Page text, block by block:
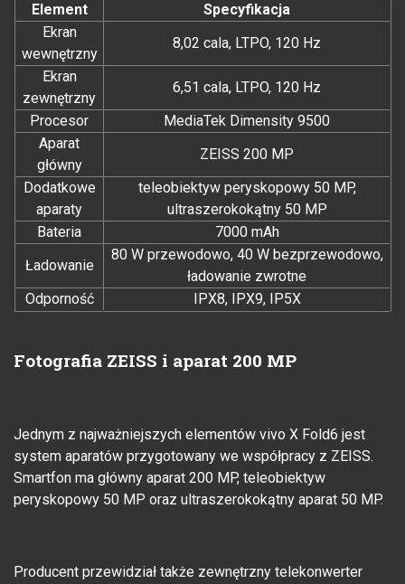
Element
Specyfikacja
Ekran
wewnętrzny
8,02 cala, LTPO, 120 Hz
Ekran
zewnętrzny
6,51 cala, LTPO, 120 Hz
Procesor
MediaTek Dimensity 9500
Aparat
główny
ZEISS 200 MP
Dodatkowe
aparaty
teleobiektyw peryskopowy 50 MP,
ultraszerokokątny 50 MP
Bateria
7000 mAh
Ładowanie
80 W przewodowo, 40 W bezprzewodowo,
ładowanie zwrotne
Odporność
IPX8, IPX9, IP5X
Fotografia ZEISS i aparat 200 MP
Jednym z najważniejszych elementów vivo X Fold6 jest
system aparatów przygotowany we współpracy z ZEISS.
Smartfon ma główny aparat 200 MP, teleobiektyw
peryskopowy 50 MP oraz ultraszerokokątny aparat 50 MP.
Producent przewidział także zewnętrzny telekonwerter